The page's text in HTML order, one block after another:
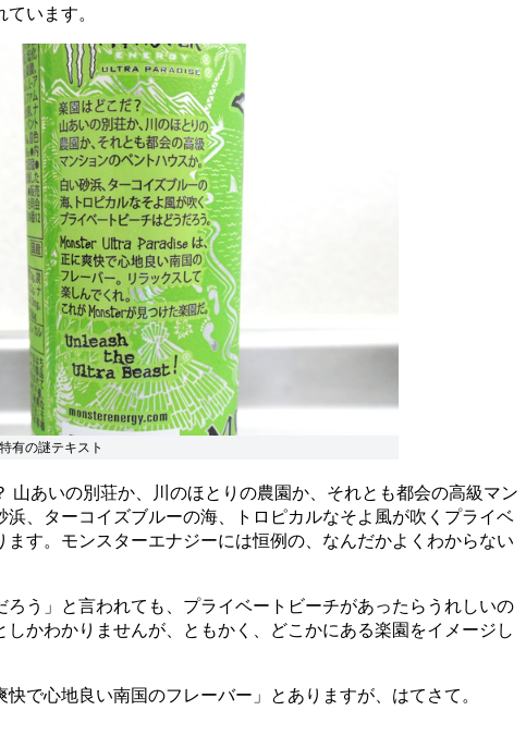
います。
有の謎テキスト
あいの別荘か、川のほとりの農園か、それとも都会の高級マン
浜、ターコイズブルーの海、トロピカルなそよ風が吹くプライベ
す。モンスターエナジーには恒例の、なんだかよくわからない
う」と言われても、プライベートビーチがあったらうれしいの
かわかりませんが、ともかく、どこかにある楽園をイメージし
で心地良い南国のフレーバー」とありますが、はてさて。